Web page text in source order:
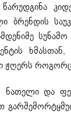
წარუდგინა
ბრენდის
სუნამო
ჟღერს
ნათელი და